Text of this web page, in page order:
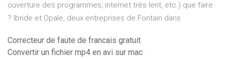
ouverture des programmes, internet très lent, etc.) que faire
? Ibride et Opale, deux entreprises de Fontain dans
Correcteur de faute de francais gratuit
Convertir un fichier mp4 en avi sur mac